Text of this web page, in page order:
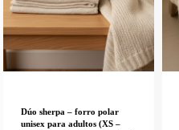
Dúo sherpa – forro polar
unisex para adultos (XS –